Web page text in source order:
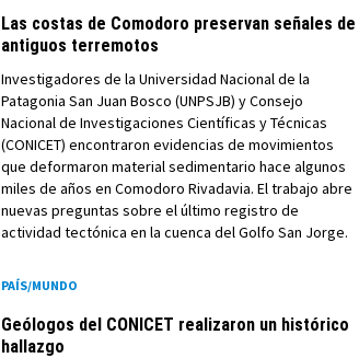
Las costas de Comodoro preservan señales de
antiguos terremotos
Investigadores de la Universidad Nacional de la
Patagonia San Juan Bosco (UNPSJB) y Consejo
Nacional de Investigaciones Científicas y Técnicas
(CONICET) encontraron evidencias de movimientos
que deformaron material sedimentario hace algunos
miles de años en Comodoro Rivadavia. El trabajo abre
nuevas preguntas sobre el último registro de
actividad tectónica en la cuenca del Golfo San Jorge.
PAÍS/MUNDO
Geólogos del CONICET realizaron un histórico
hallazgo